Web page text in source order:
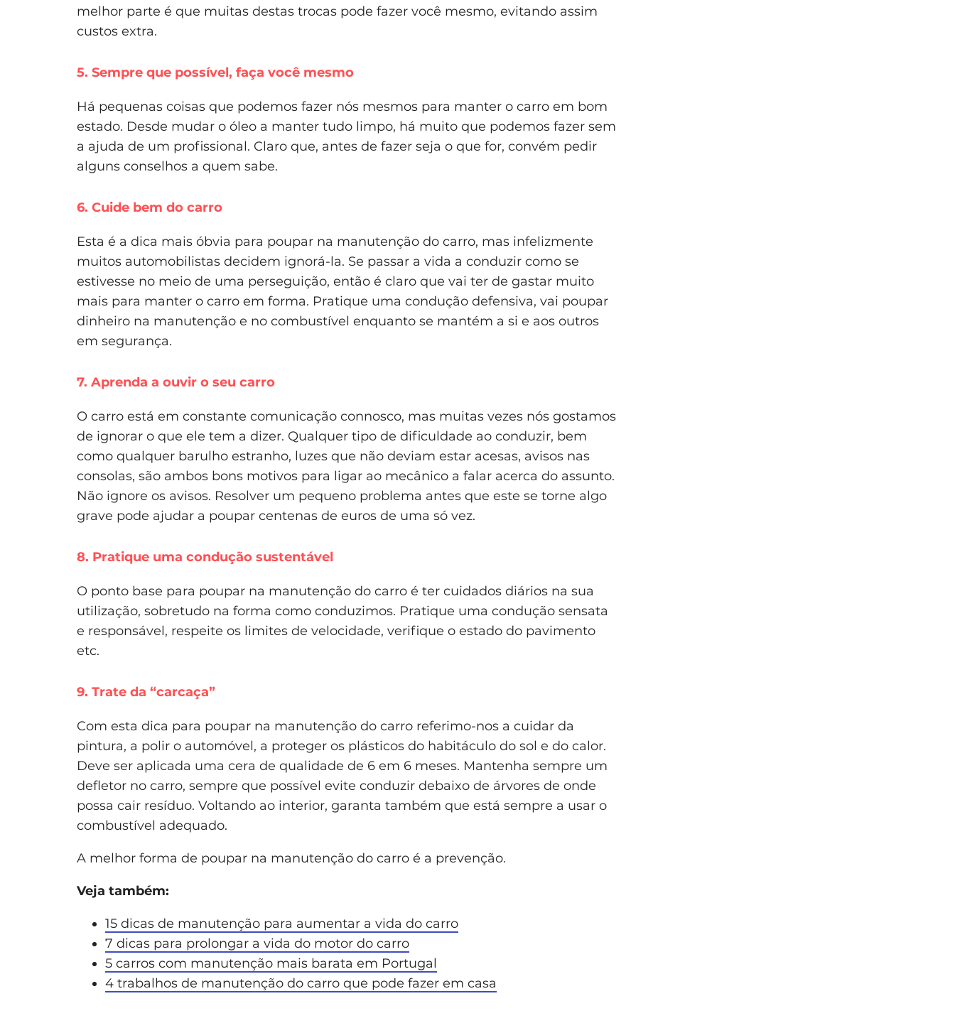
melhor parte é que muitas destas trocas pode fazer você mesmo, evitando assim
custos extra.
5. Sempre que possível, faça você mesmo
Há pequenas coisas que podemos fazer nós mesmos para manter o carro em bom
estado. Desde mudar o óleo a manter tudo limpo, há muito que podemos fazer sem
a ajuda de um profissional. Claro que, antes de fazer seja o que for, convém pedir
alguns conselhos a quem sabe.
6. Cuide bem do carro
Esta é a dica mais óbvia para poupar na manutenção do carro, mas infelizmente
muitos automobilistas decidem ignorá-la. Se passar a vida a conduzir como se
estivesse no meio de uma perseguição, então é claro que vai ter de gastar muito
mais para manter o carro em forma. Pratique uma condução defensiva, vai poupar
dinheiro na manutenção e no combustível enquanto se mantém a si e aos outros
em segurança.
7. Aprenda a ouvir o seu carro
O carro está em constante comunicação connosco, mas muitas vezes nós gostamos
de ignorar o que ele tem a dizer. Qualquer tipo de dificuldade ao conduzir, bem
como qualquer barulho estranho, luzes que não deviam estar acesas, avisos nas
consolas, são ambos bons motivos para ligar ao mecânico a falar acerca do assunto.
Não ignore os avisos. Resolver um pequeno problema antes que este se torne algo
grave pode ajudar a poupar centenas de euros de uma só vez.
8. Pratique uma condução sustentável
O ponto base para poupar na manutenção do carro é ter cuidados diários na sua
utilização, sobretudo na forma como conduzimos. Pratique uma condução sensata
e responsável, respeite os limites de velocidade, verifique o estado do pavimento
etc.
9. Trate da “carcaça”
Com esta dica para poupar na manutenção do carro referimo-nos a cuidar da
pintura, a polir o automóvel, a proteger os plásticos do habitáculo do sol e do calor.
Deve ser aplicada uma cera de qualidade de 6 em 6 meses. Mantenha sempre um
defletor no carro, sempre que possível evite conduzir debaixo de árvores de onde
possa cair resíduo. Voltando ao interior, garanta também que está sempre a usar o
combustível adequado.
A melhor forma de poupar na manutenção do carro é a prevenção.
Veja também:
15 dicas de manutenção para aumentar a vida do carro
7 dicas para prolongar a vida do motor do carro
5 carros com manutenção mais barata em Portugal
4 trabalhos de manutenção do carro que pode fazer em casa